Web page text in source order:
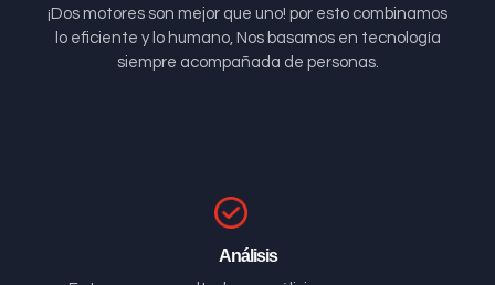
¡Dos motores son mejor que uno! por esto combinamos
lo eficiente y lo humano, Nos basamos en tecnología
siempre acompañada de personas.
Análisis